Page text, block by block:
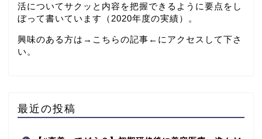
活についてサクッと内容を把握できるように要点をし
ぼって書いています（2020年度の実績）。
興味のある方は→ こちらの記事 ←にアクセスして下さ
い。
最近の投稿